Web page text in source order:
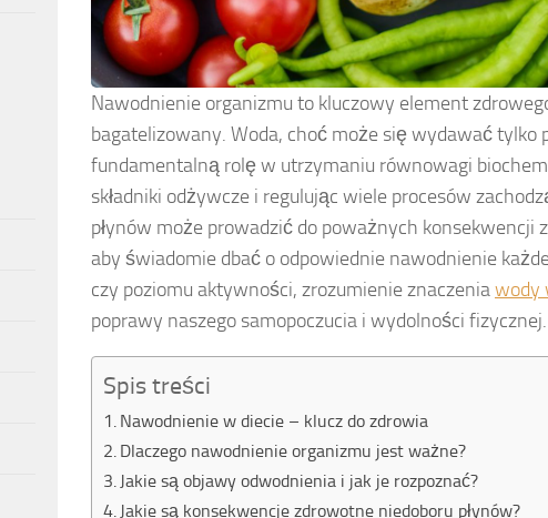
Nawodnienie organizmu to kluczowy element
bagatelizowany. Woda, choć może się wydawać
fundamentalną rolę w utrzymaniu równowagi
składniki odżywcze i regulując wiele procesów
płynów może prowadzić do poważnych
aby świadomie dbać o odpowiednie nawodnienie
czy poziomu aktywności, zrozumienie znaczeniawody
poprawy naszego samopoczucia i wydolności fizycznej.
Spis treści
Nawodnienie w diecie – klucz do zdrowia
Dlaczego nawodnienie organizmu jest ważne?
Jakie są objawy odwodnienia i jak je rozpoznać?
Jakie są konsekwencje zdrowotne niedoboru płynów?